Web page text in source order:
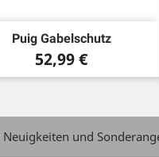
Puig Gabelschutz
Preis
52,99 €
Neuigkeiten und